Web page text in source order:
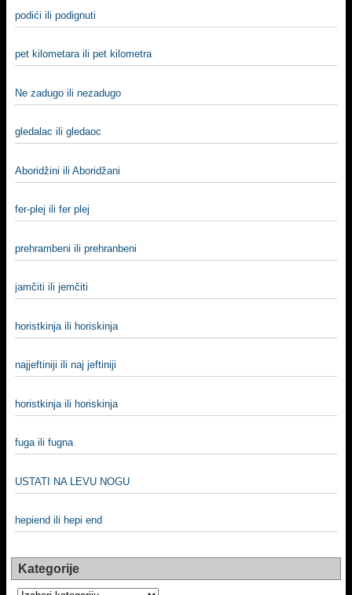
podići ili podignuti
pet kilometara ili pet kilometra
Ne zadugo ili nezadugo
gledalac ili gledaoc
Aboridžini ili Aboridžani
fer-plej ili fer plej
prehrambeni ili prehranbeni
jamčiti ili jemčiti
horistkinja ili horiskinja
najjeftiniji ili naj jeftiniji
horistkinja ili horiskinja
fuga ili fugna
USTATI NA LEVU NOGU
hepiend ili hepi end
Kategorije
Kategorije